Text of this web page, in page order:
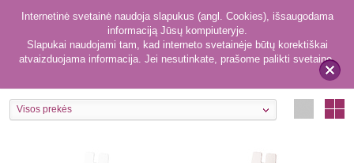
x
Internetinė svetainė naudoja slapukus (angl. Cookies), išsaugodama
informaciją Jūsų kompiuteryje.
Slapukai naudojami tam, kad interneto svetainėje būtų korektiškai
atvaizduojama informacija. Jei nesutinkate, prašome palikti svetainę.
Jungtys 103
Visos prekės